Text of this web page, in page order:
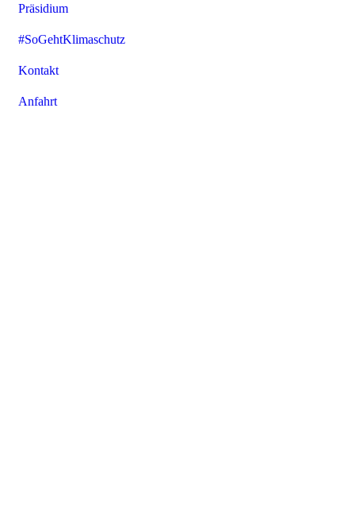
Präsidium
#SoGehtKlimaschutz
Kontakt
Anfahrt